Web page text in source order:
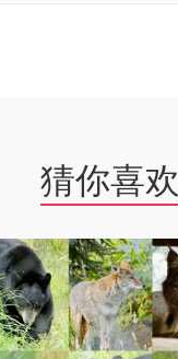
猜你喜欢